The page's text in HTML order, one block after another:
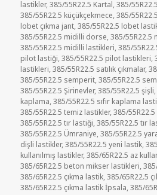
lastikler,385/55R22.5 Kartal,385/
385/55R22.5 küçükçekmece,385/
lobet çıkma jant,385/55R22.5 lobet
385/55R22.5 midilli dorse,385/55R22.5
385/55R22.5 midilli lastikleri,385/
pilot lastiği,385/55R22.5 pilot lastikleri,
lastikleri,385/55R22.5 satılık çıkmalar,
385/55R22.5 semperit,385/55R22.5
385/55R22.5 Şirinevler,385/55R22.5 şişli
kaplama,385/55R22.5 sıfır kaplama
385/55R22.5 temiz lastikler,385/
385/55R22.5 tır lastiği,385/55R22.5 tır
385/55R22.5 Ümraniye,385/55R22.5
dişli lastikler,385/55R22.5 yeni lastik,
kullanılmış lastikler,385/65R22.5 az
385/65R22.5 beton mikser lastikleri,
385/65R22.5 çıkma lastik,385/65R22.5
385/65R22.5 çıkma lastik İpsala,385/